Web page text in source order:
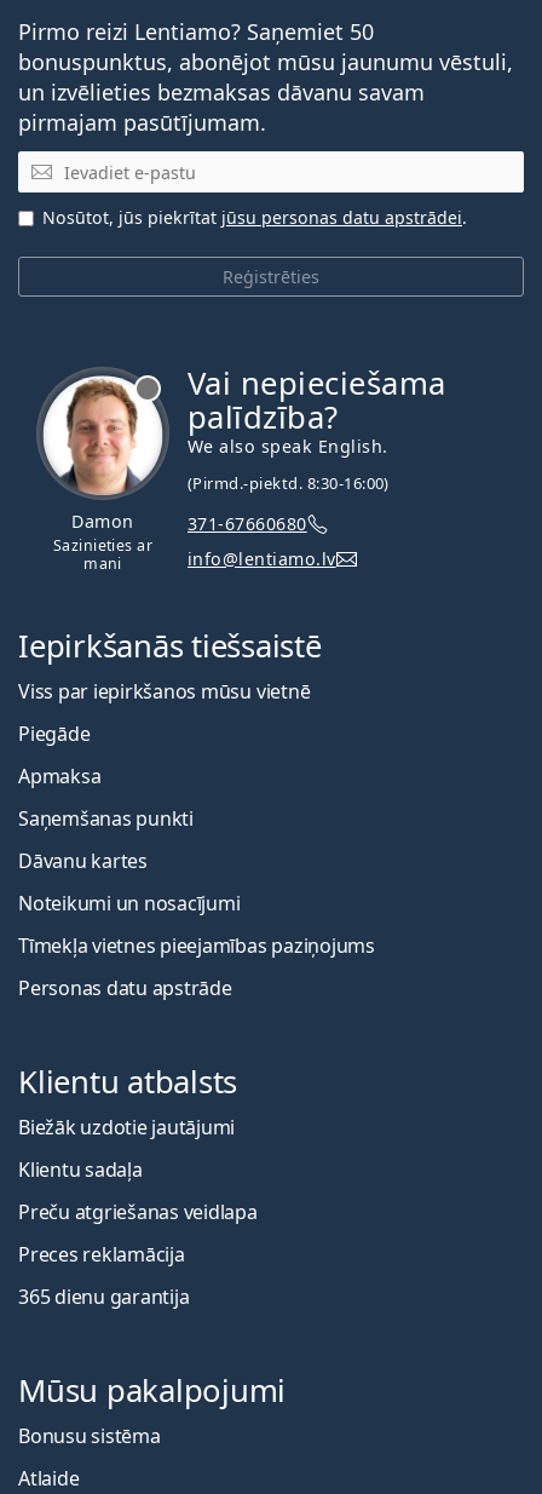
Pirmo reizi Lentiamo? Saņemiet 50
bonuspunktus, abonējot mūsu jaunumu vēstuli,
un izvēlieties bezmaksas dāvanu savam
pirmajam pasūtījumam.
E-pasta adrese
Reģistrēties
Nosūtot, jūs piekrītat jūsu personas datu apstrādei.
Damon
Sazinieties ar
mani
Vai nepieciešama
palīdzība?
We also speak English.
(Pirmd.-piektd. 8:30-16:00)
371-67660680
info@lentiamo.lv
Iepirkšanās tiešsaistē
Viss par iepirkšanos mūsu vietnē
Piegāde
Apmaksa
Saņemšanas punkti
Dāvanu kartes
Noteikumi un nosacījumi
Tīmekļa vietnes pieejamības paziņojums
Personas datu apstrāde
Klientu atbalsts
Biežāk uzdotie jautājumi
Klientu sadaļa
Preču atgriešanas veidlapa
Preces reklamācija
365 dienu garantija
Mūsu pakalpojumi
Bonusu sistēma
Atlaide